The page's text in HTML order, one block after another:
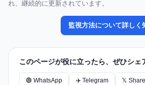
れ、継続的に更新されています。
監視方法について詳しく
このページが役に立ったら、ぜひシェ
🟢 WhatsApp ✈️ Telegram 𝕏 Share